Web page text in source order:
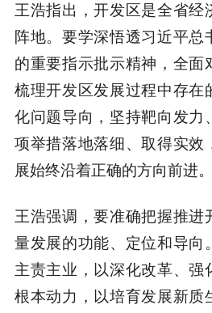
王浩指出，开发区是全省经
阵地。要学深悟透习近平总
的重要指示批示精神，全面
梳理开发区发展过程中存在
化问题导向，坚持靶向发力
项举措落地落细、取得实效
展始终沿着正确的方向前进。
王浩强调，要准确把握推进
量发展的功能、定位和导向
主责主业，以深化改革、强
根本动力，以培育发展新质